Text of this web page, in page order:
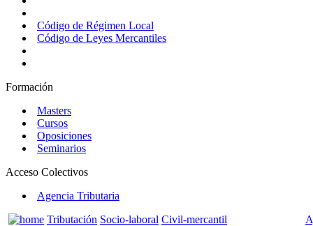
Código de Régimen Local
Código de Leyes Mercantiles
Formación
Masters
Cursos
Oposiciones
Seminarios
Acceso Colectivos
Agencia Tributaria
Tributación Socio-laboral Civil-mercantil